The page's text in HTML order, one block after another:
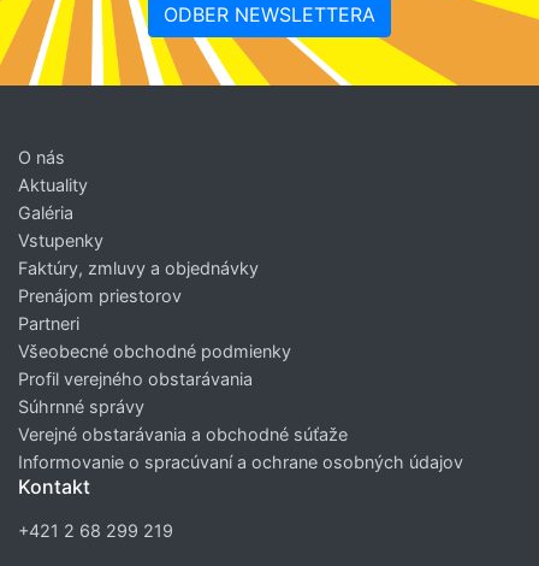
ODBER NEWSLETTERA
O nás
Aktuality
Galéria
Vstupenky
Faktúry, zmluvy a objednávky
Prenájom priestorov
Partneri
Všeobecné obchodné podmienky
Profil verejného obstarávania
Súhrnné správy
Verejné obstarávania a obchodné súťaže
Informovanie o spracúvaní a ochrane osobných údajov
Kontakt
+421 2 68 299 219